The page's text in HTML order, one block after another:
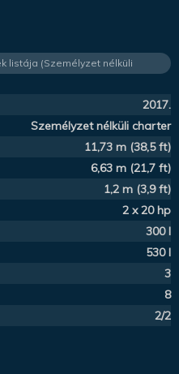
listája (Személyzet nélküli
2017.
Személyzet nélküli charter
11,73 m (38,5 ft)
6,63 m (21,7 ft)
1,2 m (3,9 ft)
2 x 20 hp
300 l
530 l
3
8
2/2